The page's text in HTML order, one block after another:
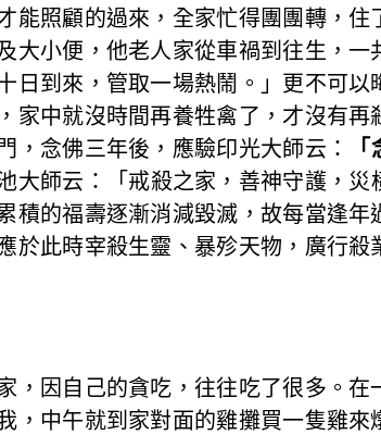
照顧的過來，全家忙得團團轉，住
小便，他老人家從車禍到往生，一
到來，管取一場熱鬧。」更不可以
中就沒時間再養牲禽了，才沒有再
念佛三年後，應驗印光大師云：
大師云：「戒殺之家，善神守護，災
的福壽逐漸消減毀滅，故每當逢年
此時宰殺生靈、暴殄天物，廣行殺
因自己的貪吃，往往吃了很多。在
中午就到家對面的雞攤買一隻雞來